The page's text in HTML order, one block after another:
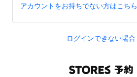
アカウントをお持ちでない方はこちら
ログインできない場合